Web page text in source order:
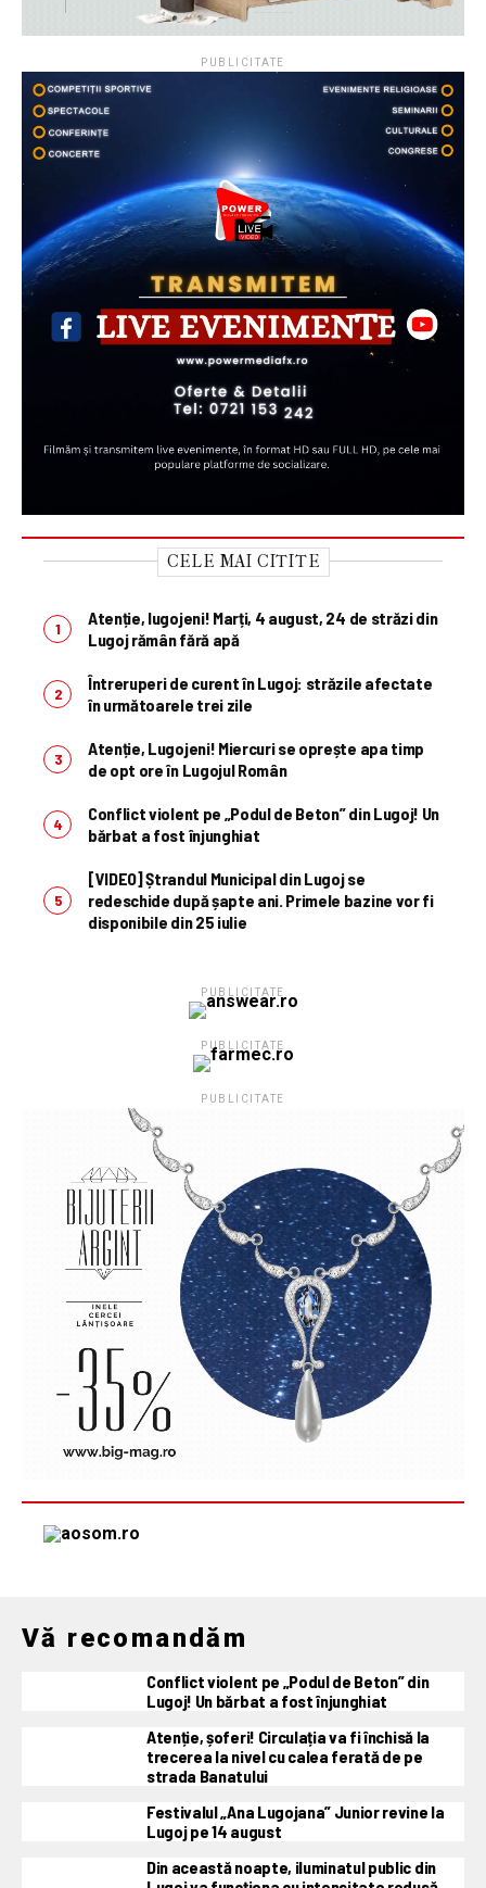
PUBLICITATE
CELE MAI CITITE
Atenție, lugojeni! Marți, 4 august, 24 de străzi din
Lugoj rămân fără apă
Întreruperi de curent în Lugoj: străzile afectate
în următoarele trei zile
Atenție, Lugojeni! Miercuri se oprește apa timp
de opt ore în Lugojul Român
Conflict violent pe „Podul de Beton” din Lugoj! Un
bărbat a fost înjunghiat
[VIDEO] Ștrandul Municipal din Lugoj se
redeschide după șapte ani. Primele bazine vor fi
disponibile din 25 iulie
PUBLICITATE
PUBLICITATE
PUBLICITATE
Vă recomandăm
Conflict violent pe „Podul de Beton” din
Lugoj! Un bărbat a fost înjunghiat
Atenție, șoferi! Circulația va fi închisă la
trecerea la nivel cu calea ferată de pe
strada Banatului
Festivalul „Ana Lugojana” Junior revine la
Lugoj pe 14 august
Din această noapte, iluminatul public din